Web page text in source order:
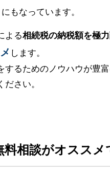
にもなっています。
よる相続税の納税額を極
します。
るためのノウハウが豊
さい。
料相談がオススメ